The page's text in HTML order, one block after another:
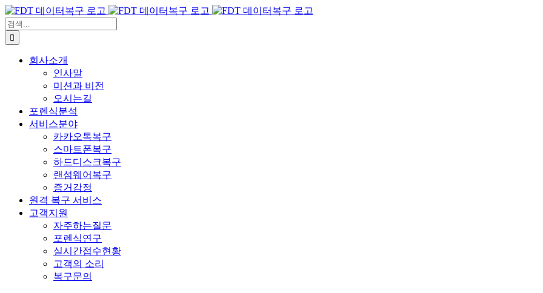
콘
텐
츠
로
검
색:
회사소개
인사말
미션과 비전
오시는길
포렌식분석
서비스분야
카카오톡복구
스마트폰복구
하드디스크복구
랜섬웨어복구
증거감정
원격 복구 서비스
고객지원
자주하는질문
포렌식연구
실시간접수현황
고객의 소리
복구문의